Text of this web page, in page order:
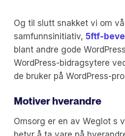
Og til slutt snakket vi om
samfunnsinitiativ, 5ftf-
blant andre gode
WordPress-bidragsytere
de bruker på WordPress-
Motiver hverandre
Omsorg er en av Weglot s